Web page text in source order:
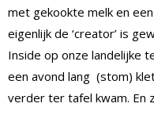
met gekookte melk en
eigenlijk de ‘creator’ is
Inside op onze landelijke
een avond lang (stom)
verder ter tafel kwam. En